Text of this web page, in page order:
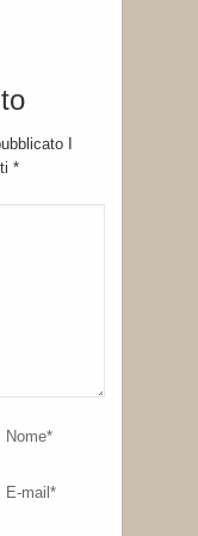
I
*
Nome*
E-mail *